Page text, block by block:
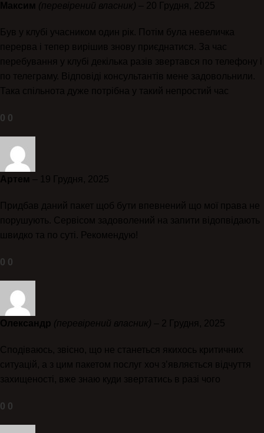
Максим (перевірений власник) – 20 Грудня, 2025
Був у клубі учасником один рік. Потім була невеличка
перерва і тепер вирішив знову приєднатися. За час
перебування у клубі декілька разів звертався по телефону і
по телеграму. Відповіді консультантів мене задовольнили.
Така спільнота дуже потрібна у такий непростий час
0 0
Артем – 19 Грудня, 2025
Придбав даний пакет щоб бути впевнений що мої права не
порушують. Сервісом задоволений на запити відопвідають
швидко та по суті. Рекомендую!
0 0
Олександр (перевірений власник) – 2 Грудня, 2025
Сподіваюсь, звісно, що не станеться якихось критичних
ситуацій, а з цим пакетом послуг хоч зʼявляється відчуття
захищеності, вже знаю куди звертатись в разі чого
0 0